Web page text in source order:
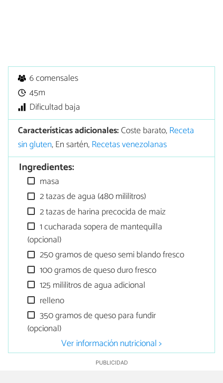
6 comensales
45m
Dificultad baja
Características adicionales:Coste barato,Receta
sin gluten, En sartén,Recetas venezolanas
Ingredientes:
masa
2 tazas de agua (480 mililitros)
2 tazas de harina precocida de maiz
1 cucharada sopera de mantequilla
(opcional)
250 gramos de queso semi blando fresco
100 gramos de queso duro fresco
125 mililitros de agua adicional
relleno
350 gramos de queso para fundir
(opcional)
Ver información nutricional >